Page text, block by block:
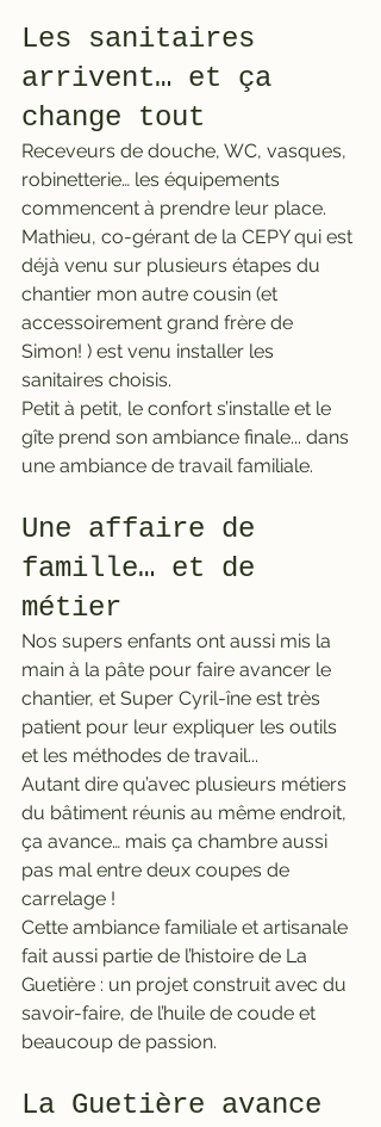
Les sanitaires
arrivent… et ça
change tout
Receveurs de douche, WC, vasques,
robinetterie… les équipements
commencent à prendre leur place.
Mathieu, co-gérant de la CEPY qui est
déjà venu sur plusieurs étapes du
chantier mon autre cousin (et
accessoirement grand frère de
Simon! ) est venu installer les
sanitaires choisis.
Petit à petit, le confort s’installe et le
gîte prend son ambiance finale... dans
une ambiance de travail familiale.
Une affaire de
famille… et de
métier
Nos supers enfants ont aussi mis la
main à la pâte pour faire avancer le
chantier, et Super Cyril-îne est très
patient pour leur expliquer les outils
et les méthodes de travail...
Autant dire qu’avec plusieurs métiers
du bâtiment réunis au même endroit,
ça avance… mais ça chambre aussi
pas mal entre deux coupes de
carrelage !
Cette ambiance familiale et artisanale
fait aussi partie de l’histoire de La
Guetière : un projet construit avec du
savoir-faire, de l’huile de coude et
beaucoup de passion.
La Guetière avance